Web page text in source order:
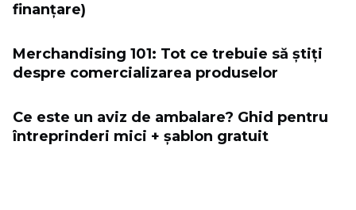
finanțare)
Merchandising 101: Tot ce trebuie să știți
despre comercializarea produselor
Ce este un aviz de ambalare? Ghid pentru
întreprinderi mici + șablon gratuit